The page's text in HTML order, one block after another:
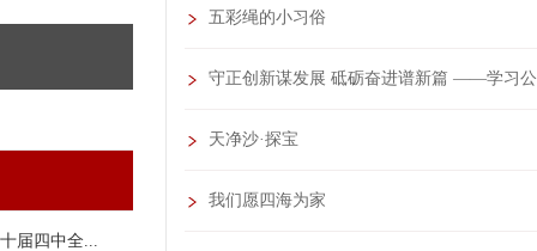
五彩绳的小习俗
守正创新谋发展 砥砺奋进谱新篇 ——学习
天净沙·探宝
我们愿四海为家
届四中全...